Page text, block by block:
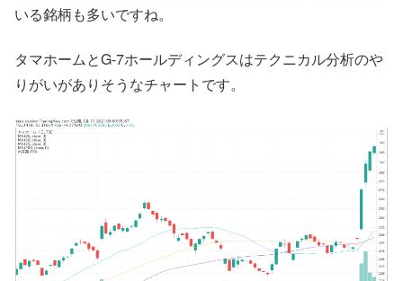
いる銘柄も多いですね。
タマホームとG-7ホールディングスはテクニカル分析のや
りがいがありそうなチャートです。